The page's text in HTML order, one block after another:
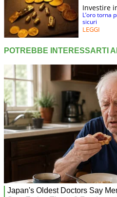
Investire
L’oro torna
sicuri
LEGGI